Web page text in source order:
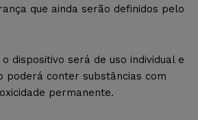
que ainda serão definidos pelo
dispositivo será de uso individual e
poderá conter substâncias com
permanente.